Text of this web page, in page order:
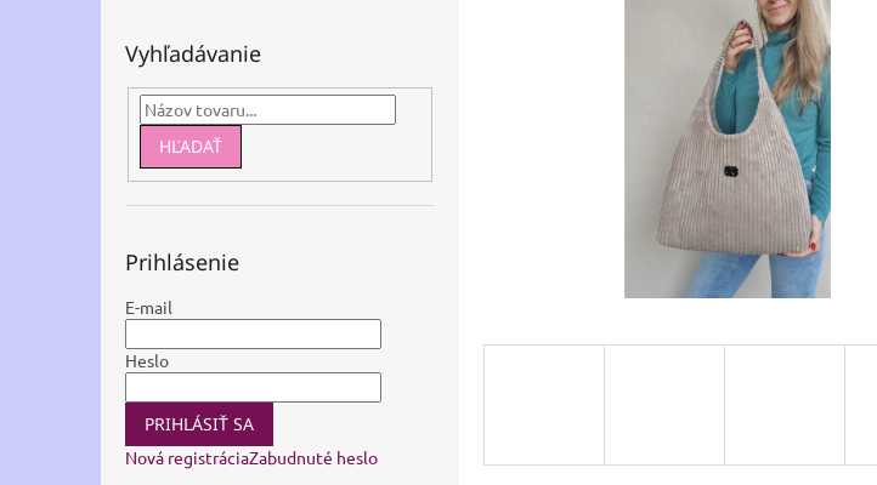
Vyhľadávanie
HĽADAŤ
Prihlásenie
E-mail
Heslo
PRIHLÁSIŤ SA
Nová registráciaZabudnuté heslo
hviezdičiek.